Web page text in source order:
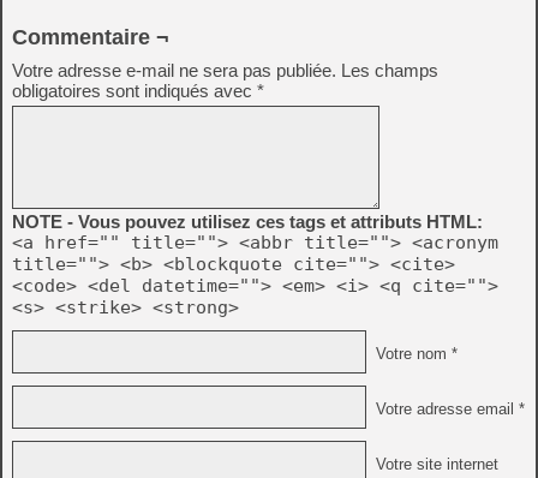
Commentaire ¬
Votre adresse e-mail ne sera pas publiée. Les champs
obligatoires sont indiqués avec *
NOTE - Vous pouvez utilisez ces tags et attributs HTML:
<a href="" title=""> <abbr title=""> <acronym
title=""> <b> <blockquote cite=""> <cite>
<code> <del datetime=""> <em> <i> <q cite="">
<s> <strike> <strong>
Votre nom *
Votre adresse email *
Votre site internet